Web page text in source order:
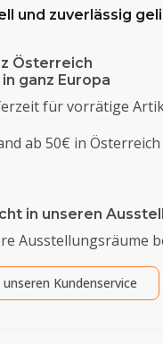
und zuverlässig
Österreich
ganz Europa
für vorrätige
ab 50€ in
in unseren
Ausstellungsräume
Kundenservice